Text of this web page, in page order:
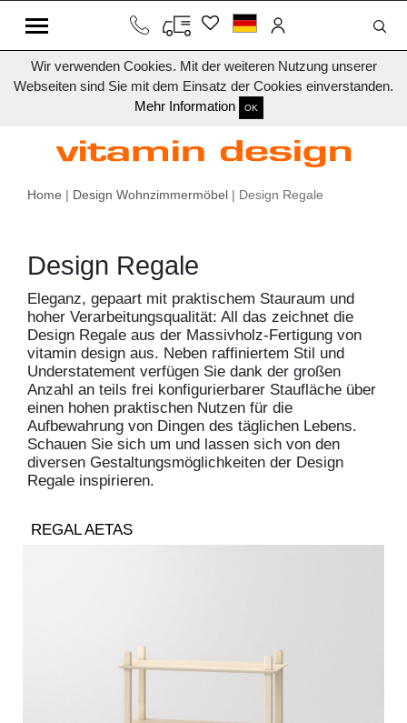
Wir verwenden Cookies. Mit der weiteren Nutzung unserer
Webseiten sind Sie mit dem Einsatz der Cookies einverstanden.
Mehr Information
OK
Home | Design Wohnzimmermöbel | Design Regale
Design Regale
Eleganz, gepaart mit praktischem Stauraum und
hoher Verarbeitungsqualität: All das zeichnet die
Design Regale aus der Massivholz-Fertigung von
vitamin design aus. Neben raffiniertem Stil und
Understatement verfügen Sie dank der großen
Anzahl an teils frei konfigurierbarer Staufläche über
einen hohen praktischen Nutzen für die
Aufbewahrung von Dingen des täglichen Lebens.
Schauen Sie sich um und lassen sich von den
diversen Gestaltungsmöglichkeiten der Design
Regale inspirieren.
REGAL AETAS